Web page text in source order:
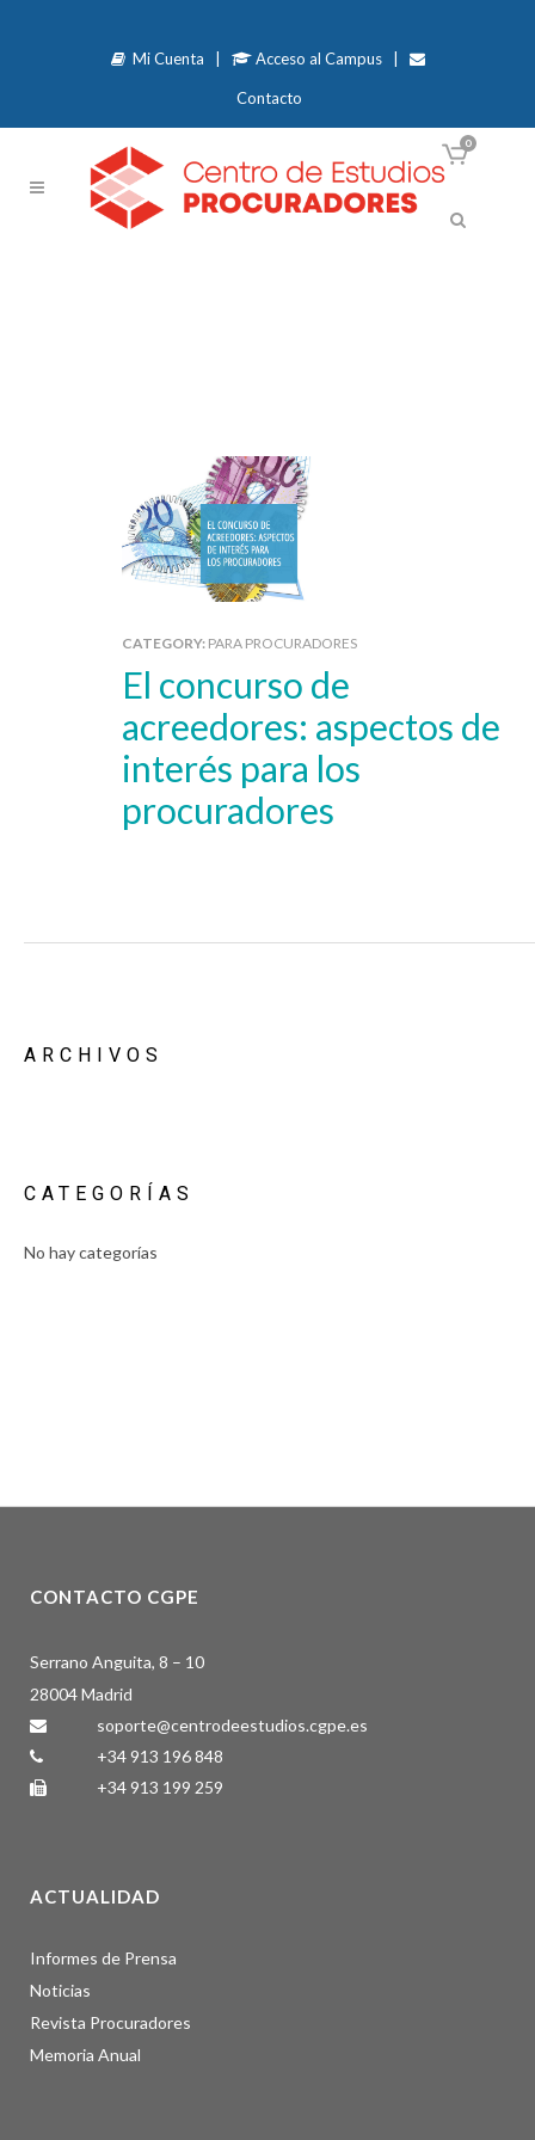
Mi Cuenta Acceso al Campus|
Contacto
0
CATEGORY: PARA PROCURADORES
El concurso de
acreedores: aspectos de
interés para los
procuradores
ARCHIVOS
CATEGORÍAS
No hay categorías
CONTACTO CGPE
Serrano Anguita, 8 – 10
28004 Madrid
soporte@centrodeestudios.cgpe.es
+34 913 196 848
+34 913 199 259
ACTUALIDAD
Informes de Prensa
Noticias
Revista Procuradores
Memoria Anual